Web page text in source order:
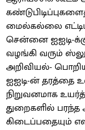
மைல்கல்லை
சென்னை ஐஐடி-
வழங்கி வரும்
அறிவியல்-
ஐஐடி-ன் தரத்தை
நிறுவனமாக
துறைகளில் பரந்த
கிடைப்பதையும்